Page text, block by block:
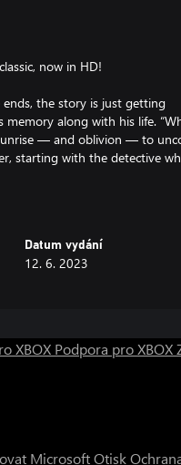
now in HD!
the story is just getting
memory along with his life.
— and oblivion — to
starting with the detective
in a story chock-full of
the classic mystery puzzle
upgraded visuals and
Datum vydání
12. 6. 2023
XBOX Podpora pro XBOX
MicrosoftOtisk